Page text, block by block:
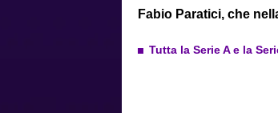
Fabio Paratici, che
Tutta la Serie A e la